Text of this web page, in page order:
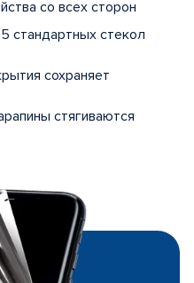
со всех сторон
стандартных стекол
сохраняет
стягиваются